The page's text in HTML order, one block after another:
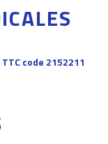
code 2152211